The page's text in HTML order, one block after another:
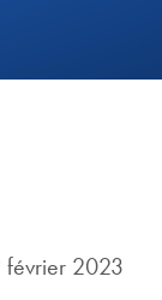
février 2023